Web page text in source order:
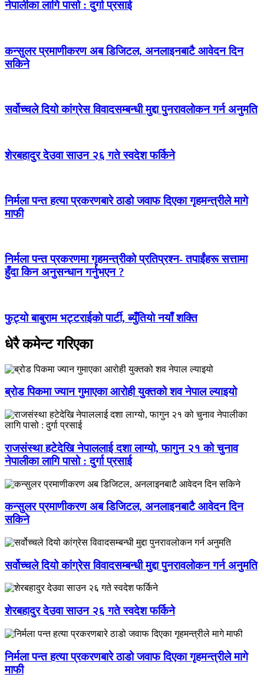
नेपालीका लागि पासो : दुर्गा प्रसाई
कन्सुलर प्रमाणीकरण अब डिजिटल, अनलाइनबाटै आवेदन दिन
सकिने
सर्वोच्चले दियो कांग्रेस विवादसम्बन्धी मुद्दा पुनरावलोकन गर्न अनुमति
शेरबहादुर देउवा साउन २६ गते स्वदेश फर्किने
निर्मला पन्त हत्या प्रकरणबारे ठाडो जवाफ दिएका गृहमन्त्रीले मागे
माफी
निर्मला पन्त प्रकरणमा गृहमन्त्रीको प्रतिप्रश्न- तपाईंहरू सत्तामा
हुँदा किन अनुसन्धान गर्नुभएन ?
फुट्यो बाबुराम भट्टराईको पार्टी, ब्युँतियो नयाँ शक्ति
धेरै कमेन्ट गरिएका
ब्रोड पिकमा ज्यान गुमाएका आरोही युक्तको शव नेपाल ल्याइयो
राजसंस्था हटेदेखि नेपाललाई दशा लाग्यो, फागुन २१ को चुनाव
नेपालीका लागि पासो : दुर्गा प्रसाई
कन्सुलर प्रमाणीकरण अब डिजिटल, अनलाइनबाटै आवेदन दिन
सकिने
सर्वोच्चले दियो कांग्रेस विवादसम्बन्धी मुद्दा पुनरावलोकन गर्न अनुमति
शेरबहादुर देउवा साउन २६ गते स्वदेश फर्किने
निर्मला पन्त हत्या प्रकरणबारे ठाडो जवाफ दिएका गृहमन्त्रीले मागे
माफी